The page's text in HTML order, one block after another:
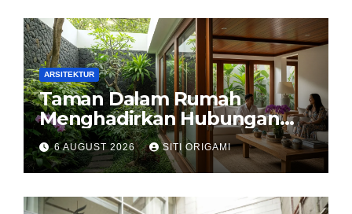
ARSITEKTUR
Taman Dalam Rumah
Menghadirkan Hubungan
Harmonis antara Arsitektur
dan Alam
6 AUGUST 2026 SITI ORIGAMI